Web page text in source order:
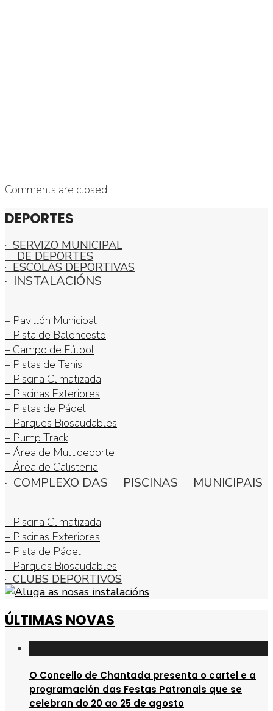
Comments are closed.
DEPORTES
· SERVIZO MUNICIPAL
DE DEPORTES
· ESCOLAS DEPORTIVAS
· INSTALACIÓNS
– Pavillón Municipal
– Pista de Baloncesto
– Campo de Fútbol
– Pistas de Tenis
– Piscina Climatizada
– Piscinas Exteriores
– Pistas de Pádel
– Parques Biosaudables
– Pump Track
– Área de Multideporte
– Área de Calistenia
· COMPLEXO DAS PISCINAS MUNICIPAIS
– Piscina Climatizada
– Piscinas Exteriores
– Pista de Pádel
– Parques Biosaudables
· CLUBS DEPORTIVOS
ÚLTIMAS NOVAS
O Concello de Chantada presenta o cartel e a
programación das Festas Patronais que se
celebran do 20 ao 25 de agosto